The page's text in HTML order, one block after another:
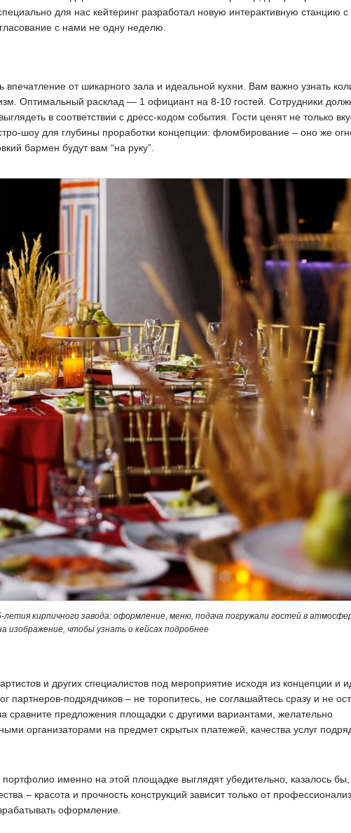
для нас кейтеринг разработал новую интерактивную станцию с
с нами не одну неделю.
от шикарного зала и идеальной кухни. Вам важно узнать
Оптимальный расклад — 1 официант на 8-10 гостей. Сотрудники
в соответствии с дресс-кодом события. Гости ценят не только
шоу для глубины проработки концепции: фломбирование – оно же
бармен будут вам “на руку”.
кирпичного завода: оформление, меню, подача погружали гостей в
изображение, чтобы узнать о кейсах подробнее
и других специалистов под мероприятие исходя из концепции и
подрядчиков – не торопитесь, не соглашайтесь сразу и не
сравните предложения площадки с другими вариантами, желательно
организаторами на предмет скрытых платежей, качества услуг
именно на этой площадке выглядят убедительно, казалось
– красота и прочность конструкций зависит только от
оформление.